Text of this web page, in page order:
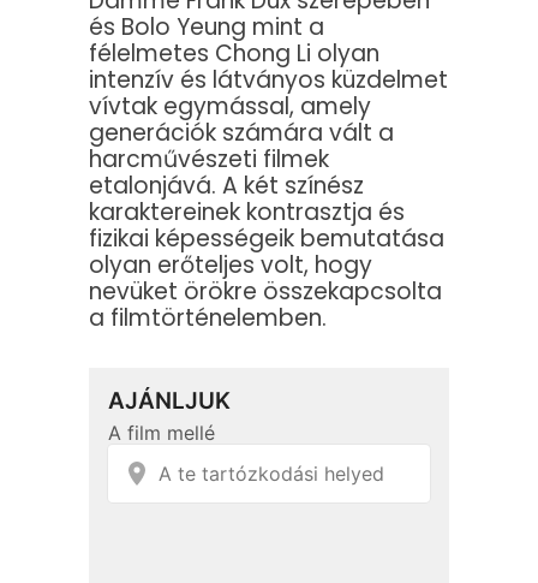
és Bolo Yeung mint a
félelmetes Chong Li olyan
intenzív és látványos küzdelmet
vívtak egymással, amely
generációk számára vált a
harcművészeti filmek
etalonjává. A két színész
karaktereinek kontrasztja és
fizikai képességeik bemutatása
olyan erőteljes volt, hogy
nevüket örökre összekapcsolta
a filmtörténelemben.